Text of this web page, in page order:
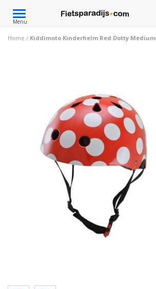
Toggle
navigation
Menu
Home / Kiddimoto Kinderhelm Red Dotty Medium